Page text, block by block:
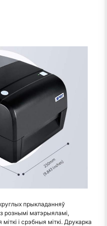
прыкладанняў
рознымі матэрыяламі,
і срэбныя міткі. Друкарка